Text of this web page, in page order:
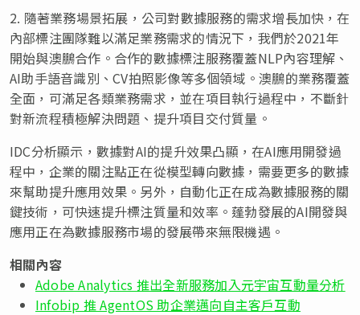
2. 隨著業務場景拓展，公司對數據服務的需求增長加快，在
內部標注團隊難以滿足業務需求的情況下，我們於2021年
開始與澳鵬合作。合作的數據標注服務覆蓋NLP內容理解、
AI助手語音識別、CV拍照影像等多個領域。澳鵬的業務覆蓋
全面，可滿足各類業務需求，並在項目執行過程中，不斷針
對新流程積極解決問題、提升項目交付質量。
IDC分析顯示，數據對AI的提升效果凸顯，在AI應用開發過
程中，企業的關注點正在從模型轉向數據，需要更多的數據
來幫助提升應用效果。另外，自動化正在成為數據服務的關
鍵技術，可快速提升標注質量和效率。蓬勃發展的AI開發與
應用正在為數據服務市場的發展帶來無限機遇。
相關內容
Adobe Analytics 推出全新服務加入元宇宙互動量分析
Infobip 推 AgentOS 助企業邁向自主客戶互動